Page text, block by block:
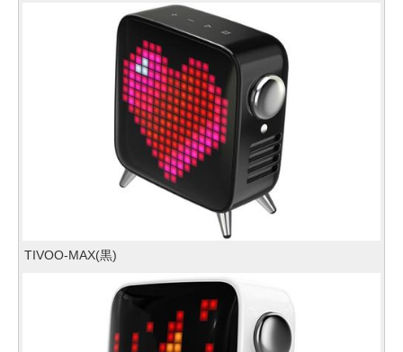
TIVOO-MAX(黒)